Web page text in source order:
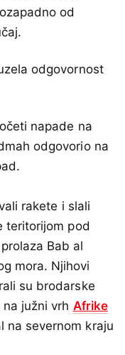
od
odgovornost
napade na
odgovorio na
rakete i slali
teritorijom pod
Bab al
mora. Njihovi
su brodarske
južni vrh Afrike
na severnom kraju